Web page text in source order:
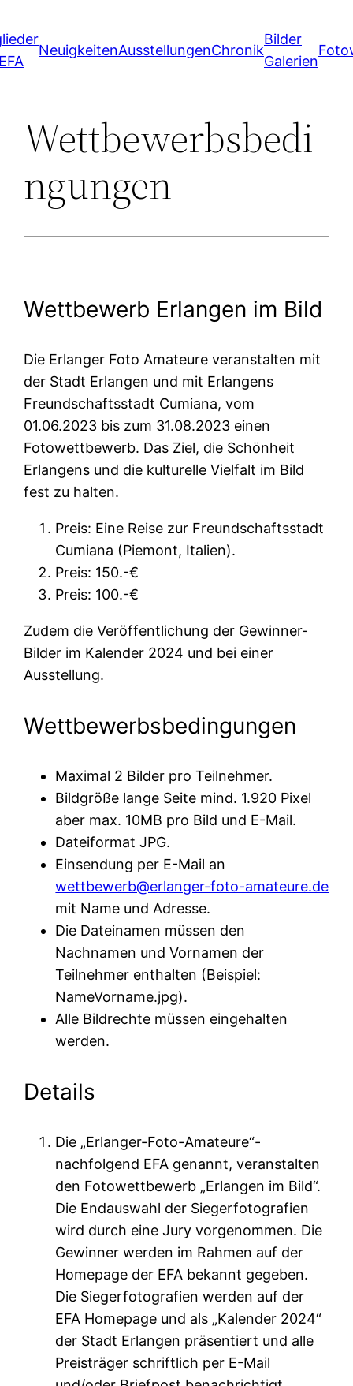
Inhalt
springen
NeuigkeitenAusstellungenChronik
Bilder
Galerien
Wettbewerbsbedi
ngungen
Wettbewerb Erlangen im Bild
Die Erlanger Foto Amateure veranstalten mit
der Stadt Erlangen und mit Erlangens
Freundschaftsstadt Cumiana, vom
01.06.2023 bis zum 31.08.2023 einen
Fotowettbewerb. Das Ziel, die Schönheit
Erlangens und die kulturelle Vielfalt im Bild
fest zu halten.
Preis: Eine Reise zur Freundschaftsstadt
Cumiana (Piemont, Italien).
Preis: 150.-€
Preis: 100.-€
Zudem die Veröffentlichung der Gewinner-
Bilder im Kalender 2024 und bei einer
Ausstellung.
Wettbewerbsbedingungen
Maximal 2 Bilder pro Teilnehmer.
Bildgröße lange Seite mind. 1.920 Pixel
aber max. 10MB pro Bild und E-Mail.
Dateiformat JPG.
Einsendung per E-Mail an
wettbewerb@erlanger-foto-amateure.de
mit Name und Adresse.
Die Dateinamen müssen den
Nachnamen und Vornamen der
Teilnehmer enthalten (Beispiel:
NameVorname.jpg).
Alle Bildrechte müssen eingehalten
werden.
Details
Die „Erlanger-Foto-Amateure“-
nachfolgend EFA genannt, veranstalten
den Fotowettbewerb „Erlangen im Bild“.
Die Endauswahl der Siegerfotografien
wird durch eine Jury vorgenommen. Die
Gewinner werden im Rahmen auf der
Homepage der EFA bekannt gegeben.
Die Siegerfotografien werden auf der
EFA Homepage und als „Kalender 2024“
der Stadt Erlangen präsentiert und alle
Preisträger schriftlich per E-Mail